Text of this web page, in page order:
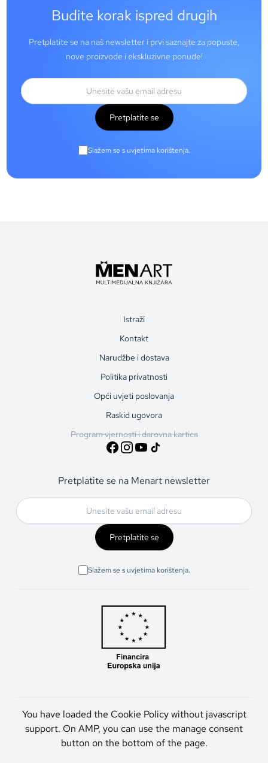
Budite korak ispred drugih
Pretplatite se na naš newsletter i prvi saznajte za popuste,
nove proizvode i ekskluzivne ponude!
Pretplatite se
Slažem se s uvjetima korištenja.
Istraži
Kontakt
Narudžbe i dostava
Politika privatnosti
Opći uvjeti poslovanja
Raskid ugovora
Program vjernosti i darovna kartica
Pretplatite se na Menart newsletter
Pretplatite se
Slažem se s uvjetima korištenja.
You have loaded the Cookie Policy without javascript
support. On AMP, you can use the manage consent
button on the bottom of the page.